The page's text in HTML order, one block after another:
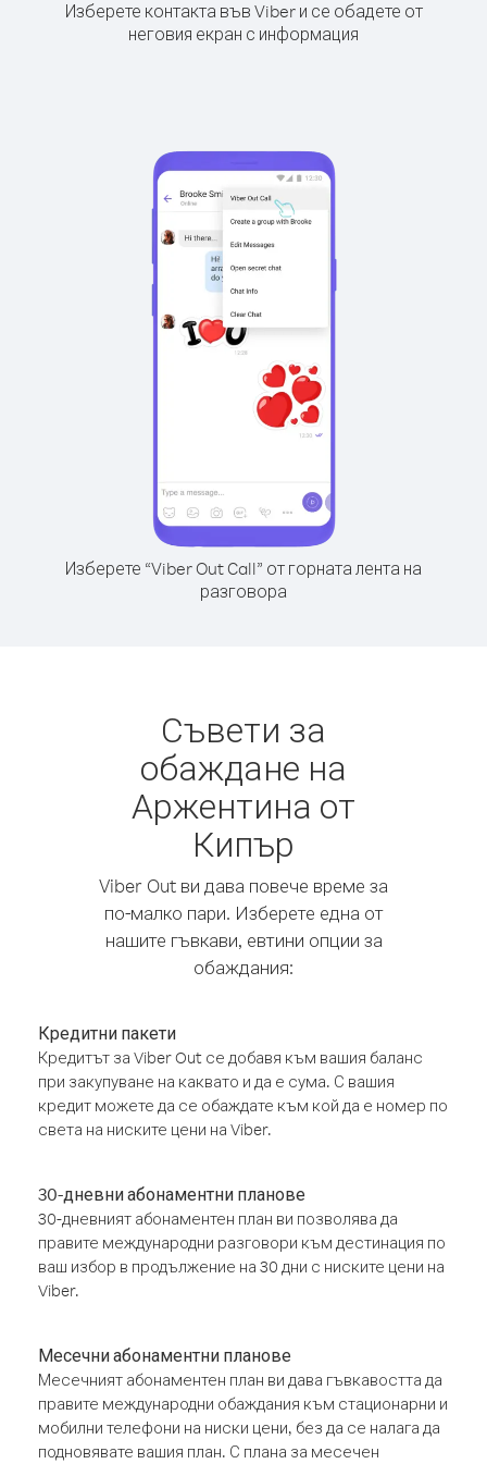
Изберете контакта във Viber и се обадете от
неговия екран с информация
Изберете “Viber Out Call” от горната лента на
разговора
Съвети за
обаждане на
Аржентина от
Кипър
Viber Out ви дава повече време за
по-малко пари. Изберете една от
нашите гъвкави, евтини опции за
обаждания:
Кредитни пакети
Кредитът за Viber Out се добавя към вашия баланс
при закупуване на каквато и да е сума. С вашия
кредит можете да се обаждате към кой да е номер по
света на ниските цени на Viber.
30-дневни абонаментни планове
30-дневният абонаментен план ви позволява да
правите международни разговори към дестинация по
ваш избор в продължение на 30 дни с ниските цени на
Viber.
Месечни абонаментни планове
Месечният абонаментен план ви дава гъвкавостта да
правите международни обаждания към стационарни и
мобилни телефони на ниски цени, без да се налага да
подновявате вашия план. С плана за месечен